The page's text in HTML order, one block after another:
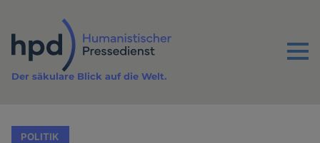
Inhalt
Menu
Der säkulare Blick auf die Welt.
POLITIK